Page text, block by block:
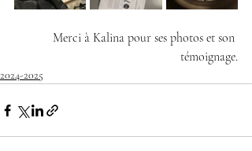
Merci à Kalina pour ses photos et son
témoignage.
2024-2025